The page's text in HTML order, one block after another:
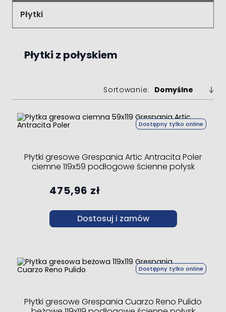
Płytki
Płytki z połyskiem
Sortowanie:
Dostępny tylko online
Płytki gresowe Grespania Artic Antracita Poler
ciemne 119x59 podłogowe ścienne połysk
475,96 zł
Dostosuj i zamów
Dostępny tylko online
Płytki gresowe Grespania Cuarzo Reno Pulido